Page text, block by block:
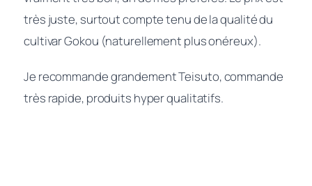
très juste, surtout compte tenu de la qualité du
cultivar Gokou (naturellement plus onéreux).
Je recommande grandement Teisuto, commande
très rapide, produits hyper qualitatifs.